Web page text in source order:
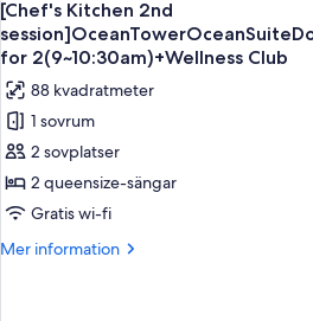
Suite
Double
Queen
alla
foton
för
[Chef's
Kitchen
2nd
for
2(9~10:30am)+Wellness
6
[Chef's Kitchen 2nd
for 2(9~10:30am)+Wellness Club
88 kvadratmeter
1 sovrum
2 sovplatser
2 queensize-sängar
Gratis wi-fi
Mer information
Mer